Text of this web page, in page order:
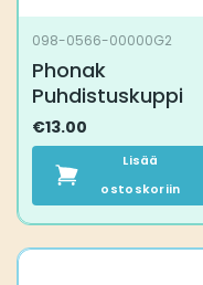
098-0566-00000G2
Phonak
Puhdistuskuppi
€13.00
Lisää
ostoskoriin